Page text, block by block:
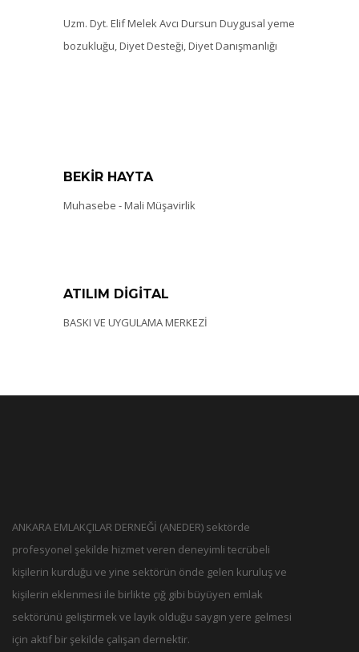
Uzm. Dyt. Elif Melek Avcı Dursun Duygusal yeme
bozukluğu, Diyet Desteği, Diyet Danışmanlığı
BEKİR HAYTA
Muhasebe - Mali Müşavirlik
ATILIM DİGİTAL
BASKI VE UYGULAMA MERKEZİ
ANKARA EMLAKÇILAR DERNEĞİ (ANEDER) sektörde
profesyonel şekilde hizmet veren deneyimli tecrübeli
kişilerin kurduğu ve yine sektörün önde gelen kuruluş ve
kişilerin eklenmesi ile birlikte çığ gibi büyüyen emlak
sektörünü geliştirmek ve layık olduğu saygın yere gelmesi
için aktif bir şekilde çalışan dernektir.